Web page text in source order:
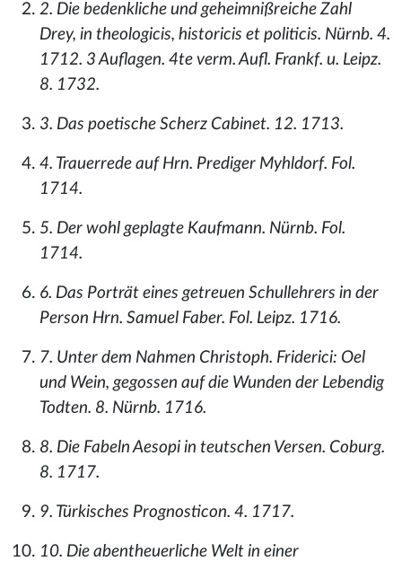
2. Die bedenkliche und geheimnißreiche Zahl
Drey, in theologicis, historicis et politicis. Nürnb. 4.
1712. 3 Auflagen. 4te verm. Aufl. Frankf. u. Leipz.
8. 1732.
3. Das poetische Scherz Cabinet. 12. 1713.
4. Trauerrede auf Hrn. Prediger Myhldorf. Fol.
1714.
5. Der wohl geplagte Kaufmann. Nürnb. Fol.
1714.
6. Das Porträt eines getreuen Schullehrers in der
Person Hrn. Samuel Faber. Fol. Leipz. 1716.
7. Unter dem Nahmen Christoph. Friderici: Oel
und Wein, gegossen auf die Wunden der Lebendig
Todten. 8. Nürnb. 1716.
8. Die Fabeln Aesopi in teutschen Versen. Coburg.
8. 1717.
9. Türkisches Prognosticon. 4. 1717.
10. Die abentheuerliche Welt in einer